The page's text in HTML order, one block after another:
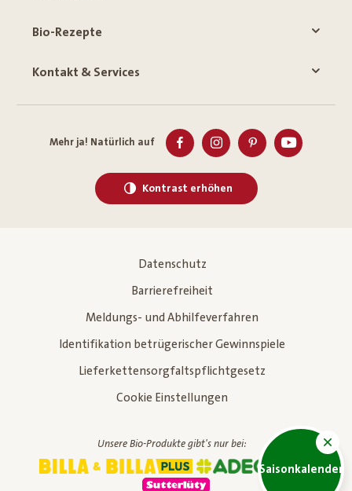
Saisonkalender
Bio-Rezepte
Kontakt & Services
Mehr ja! Natürlich auf
Kontrast erhöhen
Datenschutz
Barrierefreiheit
Meldungs- und Abhilfeverfahren
Identifikation betrügerischer Gewinnspiele
Lieferkettensorgfaltspflichtgesetz
Cookie Einstellungen
Unsere Bio-Produkte gibt's nur bei: